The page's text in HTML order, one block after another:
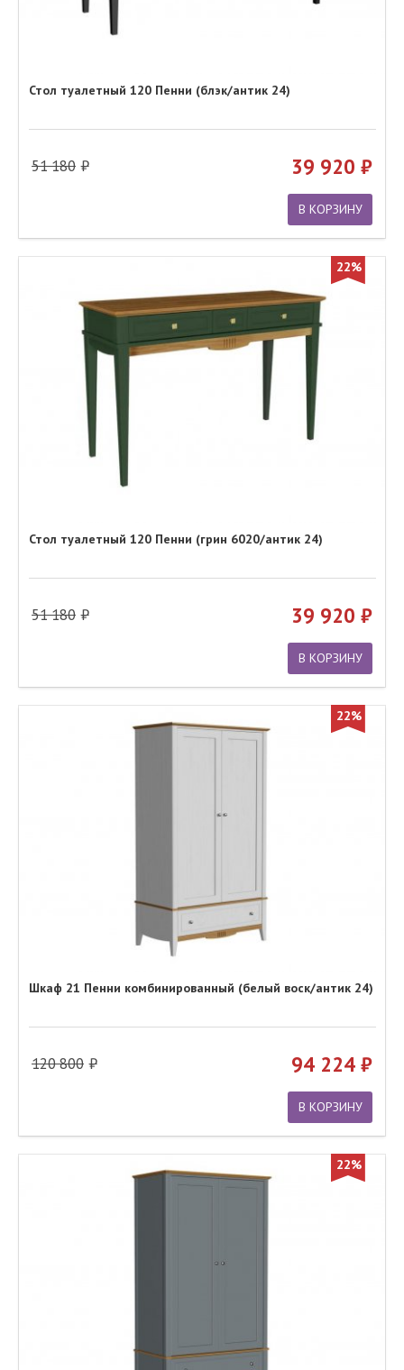
Стол туалетный 120 Пенни (блэк/антик 24)
51 180 39 920
В КОРЗИНУ
22%
Стол туалетный 120 Пенни (грин 6020/антик 24)
51 180 39 920
В КОРЗИНУ
22%
Шкаф 21 Пенни комбинированный (белый воск/антик 24)
120 800 94 224
В КОРЗИНУ
22%